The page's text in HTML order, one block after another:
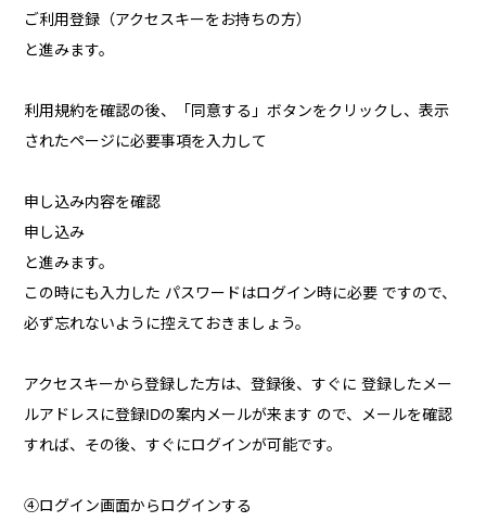
ご利用登録（アクセスキーをお持ちの方）
と進みます。
利用規約を確認の後、「同意する」ボタンをクリックし、表示
されたページに必要事項を入力して
申し込み内容を確認
申し込み
と進みます。
この時にも入力した パスワードはログイン時に必要 ですので、
必ず忘れないように控えておきましょう。
アクセスキーから登録した方は、登録後、すぐに 登録したメー
ルアドレスに登録IDの案内メールが来ます ので、メールを確認
すれば、その後、すぐにログインが可能です。
④ログイン画面からログインする